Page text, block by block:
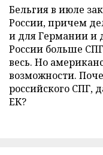
Бельгия в июле
России, причем
и для Германии и
России больше
весь. Но
возможности.
российского СПГ,
ЕК?